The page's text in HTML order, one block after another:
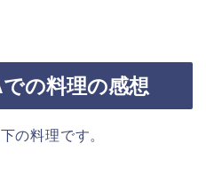
の料理の感想
の料理です。